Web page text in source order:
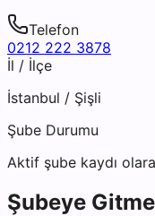
Telefon
0212 222 3878
İl / İlçe
İstanbul / Şişli
Şube Durumu
Aktif şube kaydı
Şubeye